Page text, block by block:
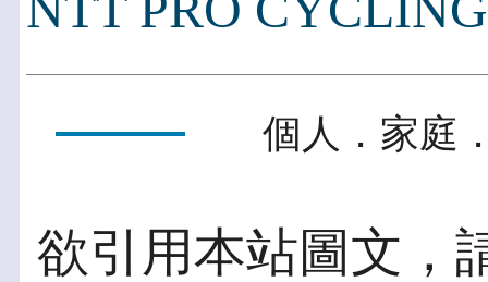
個人．家庭
欲引用本站圖文，